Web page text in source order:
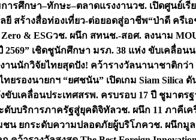
การศึกษา–ทักษะ–ตลาดแรงงานวช. เปิดศูนย์เ
สร้างสื่อท่องเที่ยว-ต่อยอดสู่อาชีพ“ป่าดี ครีเ
& ESGวช. ผนึก สทนช.-สอศ. ลงนาม
เชิดชูนักศึกษา มรภ. 38 แห่ง ขับเคลื่อ
านนักวิจัยไทยสุดปัง! คว้ารางวัลนานาชาติกว่า
ทยรองนายกฯ “ยศชนัน” เปิดเกม Siam Silica
ขับเคลื่อนประเทศสรพ. ครบรอบ 17 ปี ชูมาตร
ดับบริการภาครัฐสู่ยุคดิจิทัลวช. ผนึก 11 ภาคีเ
ชน ยกระดับความปลอดภัยผู้บริโภควช. ผนึกมู